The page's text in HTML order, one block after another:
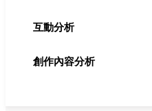
互動分析
創作內容分析